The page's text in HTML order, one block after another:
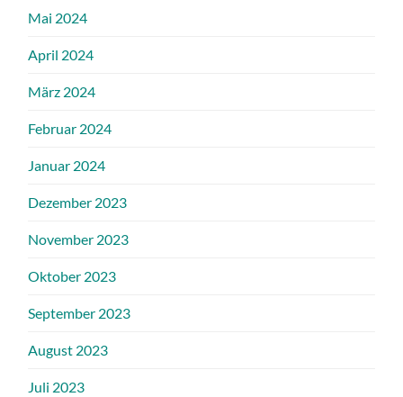
Mai 2024
April 2024
März 2024
Februar 2024
Januar 2024
Dezember 2023
November 2023
Oktober 2023
September 2023
August 2023
Juli 2023